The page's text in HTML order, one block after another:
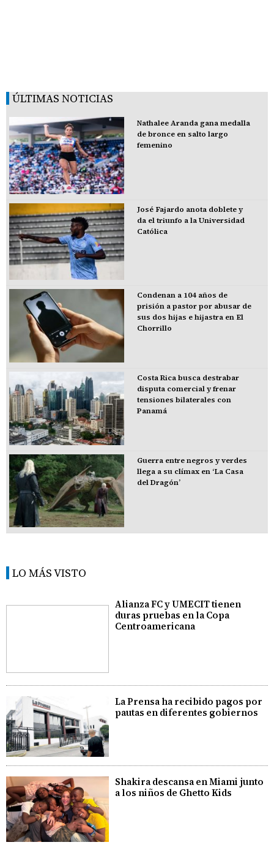
ÚLTIMAS NOTICIAS
Nathalee Aranda gana medalla
de bronce en salto largo
femenino
José Fajardo anota doblete y
da el triunfo a la Universidad
Católica
Condenan a 104 años de
prisión a pastor por abusar de
sus dos hijas e hijastra en El
Chorrillo
Costa Rica busca destrabar
disputa comercial y frenar
tensiones bilaterales con
Panamá
Guerra entre negros y verdes
llega a su clímax en ‘La Casa
del Dragón’
LO MÁS VISTO
Alianza FC y UMECIT tienen
duras pruebas en la Copa
Centroamericana
La Prensa ha recibido pagos por
pautas en diferentes gobiernos
Shakira descansa en Miami junto
a los niños de Ghetto Kids